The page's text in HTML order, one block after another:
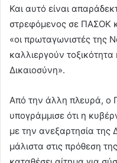
Και αυτό είναι
στρεφόμενος σε ΠΑΣΟΚ
«οι πρωταγωνιστές της
καλλιεργούν
Δικαιοσύνη».
Από την άλλη πλευρά, ο
υπογράμμισε ότι η
με την ανεξαρτησία της
μάλιστα στις πρόθεση